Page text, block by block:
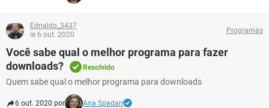
Ednaldo_3437
le 6 out. 2020
Programas
Você sabe qual o melhor programa para fazer
downloads?
Resolvido
Quem sabe qual o melhor programa para downloads
6 out. 2020 por Ana Spadari